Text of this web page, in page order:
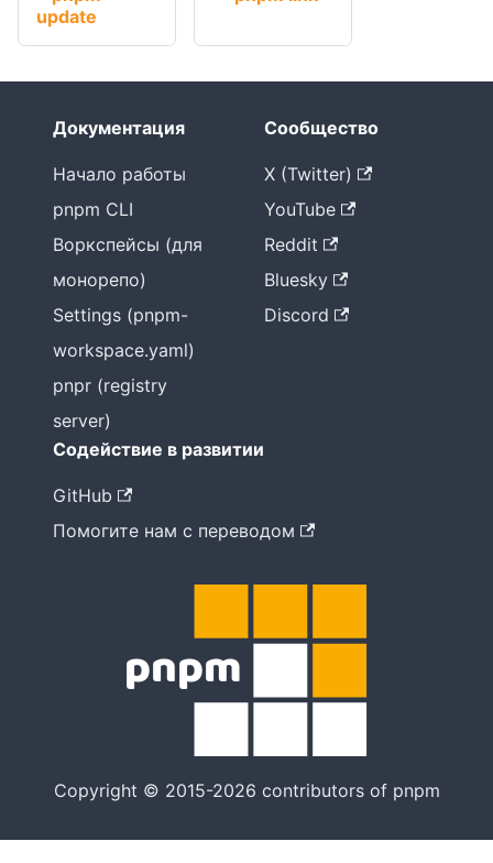
update
Документация
Начало работы
pnpm CLI
Воркспейсы (для
монорепо)
Settings (pnpm-
workspace.yaml)
pnpr (registry
server)
Сообщество
X (Twitter)
YouTube
Reddit
Bluesky
Discord
Содействие в развитии
GitHub
Помогите нам с переводом
Copyright © 2015-2026 contributors of pnpm